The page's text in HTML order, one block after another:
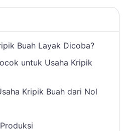
Buah Layak Dicoba?
untuk Usaha Kripik
Kripik Buah dari Nol